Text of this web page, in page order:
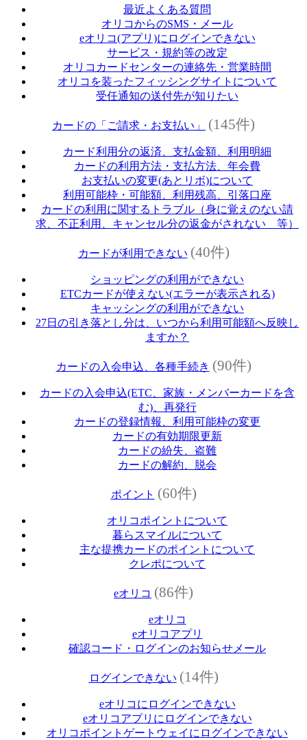
最近よくある質問
オリコからのSMS・メール
eオリコ(アプリ)にログインできない
サービス・規約等の改定
オリコカードセンターの連絡先・営業時間
オリコを装ったフィッシングサイトについて
受任通知の送付先が知りたい
カードの「ご請求・お支払い」 (145件)
カード利用分の返済、支払金額、利用明細
カードの利用方法・支払方法、年会費
お支払いの変更(あとリボ)について
利用可能枠・可能額、利用残高、引落口座
カードの利用に関するトラブル（身に覚えのない請
求、不正利用、キャンセル分の返金がされない 等）
カードが利用できない (40件)
ショッピングの利用ができない
ETCカードが使えない(エラーが表示される)
キャッシングの利用ができない
27日の引き落とし分は、いつから利用可能額へ反映し
ますか？
カードの入会申込、各種手続き (90件)
カードの入会申込(ETC、家族・メンバーカードを含
む)、再発行
カードの登録情報、利用可能枠の変更
カードの有効期限更新
カードの紛失、盗難
カードの解約、脱会
ポイント (60件)
オリコポイントについて
暮らスマイルについて
主な提携カードのポイントについて
クレポについて
eオリコ (86件)
eオリコ
eオリコアプリ
確認コード・ログインのお知らせメール
ログインできない (14件)
eオリコにログインできない
eオリコアプリにログインできない
オリコポイントゲートウェイにログインできない